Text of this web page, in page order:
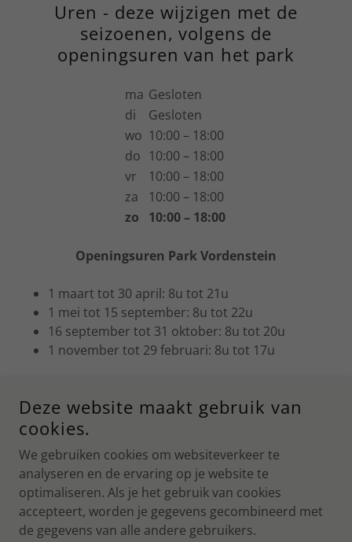
Uren - deze wijzigen met de
seizoenen, volgens de
openingsuren van het park
ma Gesloten
di
Gesloten
wo 10:00 – 18:00
do 10:00 – 18:00
vr
10:00 – 18:00
za
10:00 – 18:00
zo
10:00 – 18:00
Openingsuren Park Vordenstein
1 maart tot 30 april: 8u tot 21u
1 mei tot 15 september: 8u tot 22u
16 september tot 31 oktober: 8u tot 20u
1 november tot 29 februari: 8u tot 17u
Privacybeleid
NATUURLIJK-VORDENSTEIN
COPYRIGHT © 2026 NATUURLIJK-VORDENSTEIN - ALLE
RECHTEN VOORBEHOUDEN
Deze website maakt gebruik van
cookies.
We gebruiken cookies om websiteverkeer te
analyseren en de ervaring op je website te
optimaliseren. Als je het gebruik van cookies
accepteert, worden je gegevens gecombineerd met
de gegevens van alle andere gebruikers.